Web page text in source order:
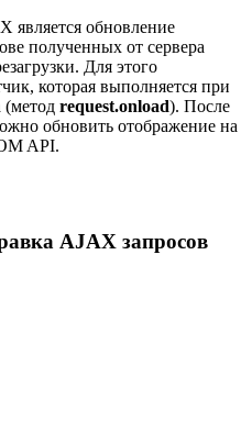
является обновление
полученных от сервера
Для этого
которая выполняется при
(метод request.onload). После
обновить отображение на
API.
AJAX запросов